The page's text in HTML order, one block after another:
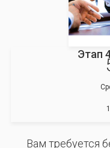
Этап
Вам требуется